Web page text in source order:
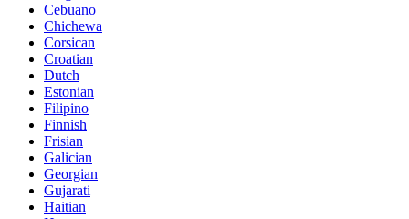
Cebuano
Chichewa
Corsican
Croatian
Dutch
Estonian
Filipino
Finnish
Frisian
Galician
Georgian
Gujarati
Haitian